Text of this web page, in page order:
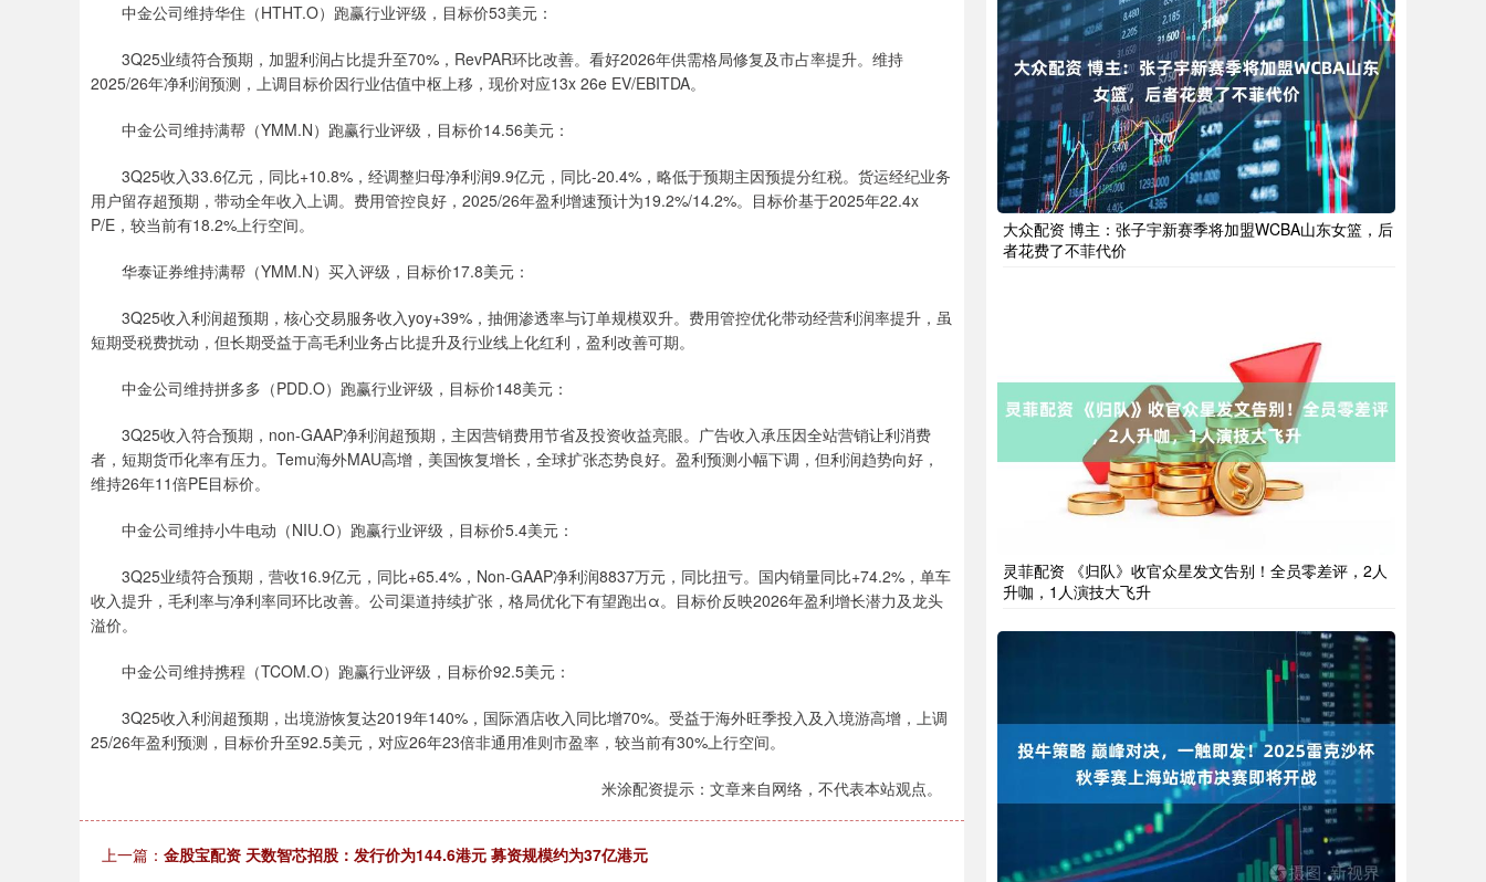
中金公司维持华住（HTHT.O）跑赢行业评级，目标价53美元：
3Q25业绩符合预期，加盟利润占比提升至70%，RevPAR环比改善。看好2026年供需格局修复及市占率提升。维持
2025/26年净利润预测，上调目标价因行业估值中枢上移，现价对应13x 26e EV/EBITDA。
中金公司维持满帮（YMM.N）跑赢行业评级，目标价14.56美元：
3Q25收入33.6亿元，同比+10.8%，经调整归母净利润9.9亿元，同比-20.4%，略低于预期主因预提分红税。货运经纪业务
用户留存超预期，带动全年收入上调。费用管控良好，2025/26年盈利增速预计为19.2%/14.2%。目标价基于2025年22.4x
P/E，较当前有18.2%上行空间。
华泰证券维持满帮（YMM.N）买入评级，目标价17.8美元：
3Q25收入利润超预期，核心交易服务收入yoy+39%，抽佣渗透率与订单规模双升。费用管控优化带动经营利润率提升，虽
短期受税费扰动，但长期受益于高毛利业务占比提升及行业线上化红利，盈利改善可期。
中金公司维持拼多多（PDD.O）跑赢行业评级，目标价148美元：
3Q25收入符合预期，non-GAAP净利润超预期，主因营销费用节省及投资收益亮眼。广告收入承压因全站营销让利消费
者，短期货币化率有压力。Temu海外MAU高增，美国恢复增长，全球扩张态势良好。盈利预测小幅下调，但利润趋势向好，
维持26年11倍PE目标价。
中金公司维持小牛电动（NIU.O）跑赢行业评级，目标价5.4美元：
3Q25业绩符合预期，营收16.9亿元，同比+65.4%，Non-GAAP净利润8837万元，同比扭亏。国内销量同比+74.2%，单车
收入提升，毛利率与净利率同环比改善。公司渠道持续扩张，格局优化下有望跑出α。目标价反映2026年盈利增长潜力及龙头
溢价。
中金公司维持携程（TCOM.O）跑赢行业评级，目标价92.5美元：
3Q25收入利润超预期，出境游恢复达2019年140%，国际酒店收入同比增70%。受益于海外旺季投入及入境游高增，上调
25/26年盈利预测，目标价升至92.5美元，对应26年23倍非通用准则市盈率，较当前有30%上行空间。
米涂配资提示：文章来自网络，不代表本站观点。
上一篇： 金股宝配资 天数智芯招股：发行价为144.6港元 募资规模约为37亿港元
大众配资 博主：张子宇新赛季将加盟WCBA山东女篮，后
者花费了不菲代价
灵菲配资 《归队》收官众星发文告别！全员零差评，2人
升咖，1人演技大飞升